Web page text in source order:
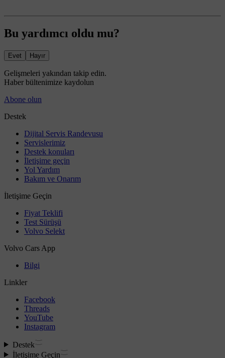
Bu yardımcı oldu mu?
Evet Hayır